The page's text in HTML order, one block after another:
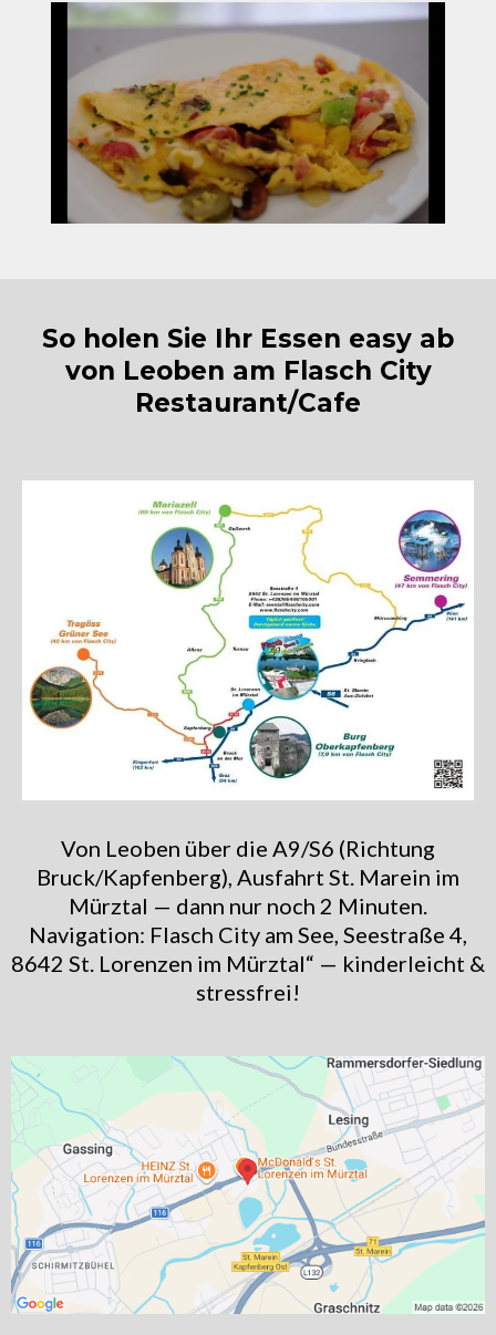
So holen Sie Ihr Essen easy ab
von Leoben am Flasch City
Restaurant/Cafe
Von Leoben über die A9/S6 (Richtung
Bruck/Kapfenberg), Ausfahrt St. Marein im
Mürztal — dann nur noch 2 Minuten.
Navigation: Flasch City am See, Seestraße 4,
8642 St. Lorenzen im Mürztal“ — kinderleicht &
stressfrei!